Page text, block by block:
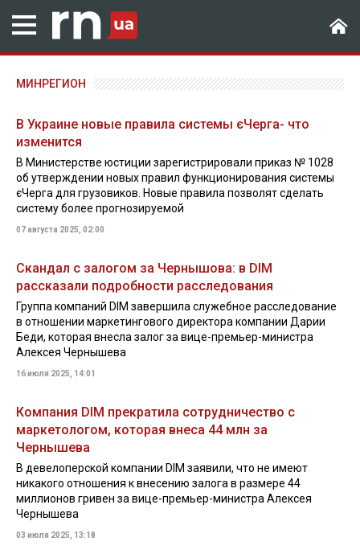
МИНРЕГИОН
В Украине новые правила системы єЧерга- что
изменится
В Министерстве юстиции зарегистрировали приказ № 1028
об утверждении новых правил функционирования системы
єЧерга для грузовиков. Новые правила позволят сделать
систему более прогнозируемой
07 августа 2025, 02:00
Скандал с залогом за Чернышова: в DIM
рассказали подробности расследования
Группа компаний DIM завершила служебное расследование
в отношении маркетингового директора компании Дарии
Беди, которая внесла залог за вице-премьер-министра
Алексея Чернышева
16 июля 2025, 14:01
Компания DIM прекратила сотрудничество с
маркетологом, которая внеса 44 млн за
Чернышева
В девелоперской компании DIM заявили, что не имеют
никакого отношения к внесению залога в размере 44
миллионов гривен за вице-премьер-министра Алексея
Чернышева
03 июля 2025, 13:18